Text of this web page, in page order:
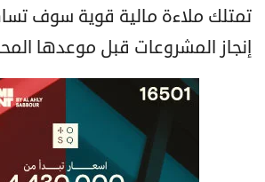
تمتلك ملاءة مالية قوية سوف
إنجاز المشروعات قبل موعدها